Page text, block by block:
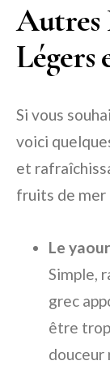
Autres
Légers
Si vous
voici
et
fruits de mer
Le
Simple,
grec
être